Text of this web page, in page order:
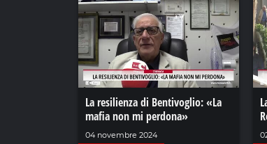
La resilienza di Bentivoglio: «La
mafia non mi perdona»
04 novembre 2024